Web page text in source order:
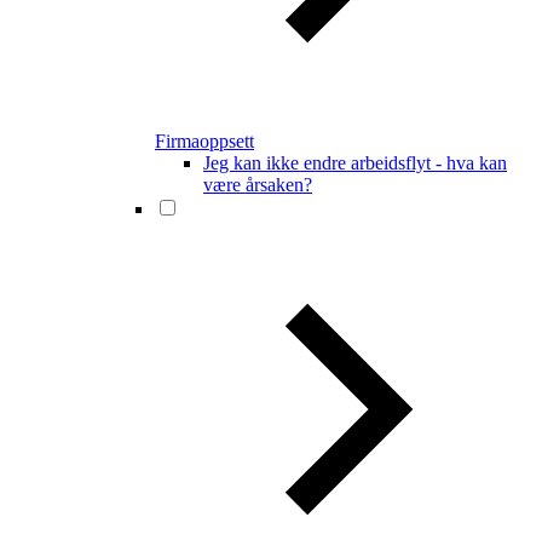
Firmaoppsett
Jeg kan ikke endre arbeidsflyt - hva kan
være årsaken?